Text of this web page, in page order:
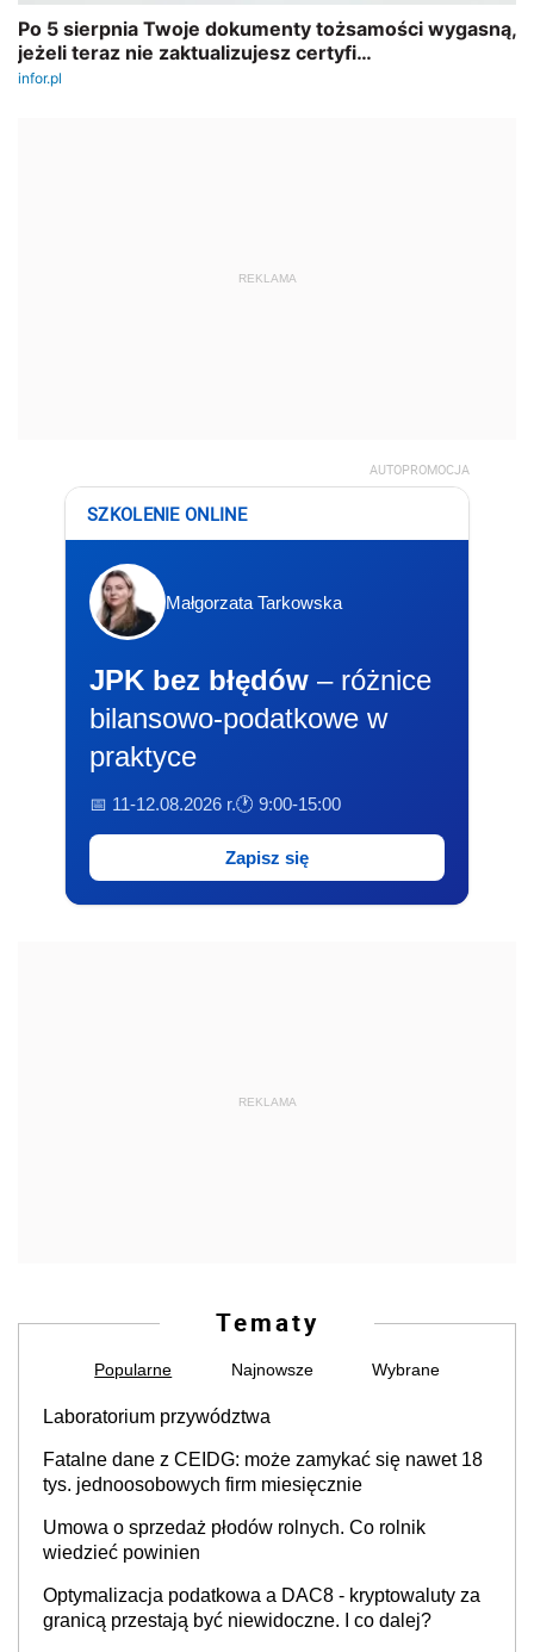
REKLAMA
AUTOPROMOCJA
SZKOLENIE ONLINE
Małgorzata Tarkowska
JPK bez błędów – różnice
bilansowo-podatkowe w
praktyce
📅 11-12.08.2026 r.🕐 9:00-15:00
Zapisz się
REKLAMA
Tematy
Popularne Najnowsze Wybrane
Laboratorium przywództwa
Fatalne dane z CEIDG: może zamykać się nawet 18
tys. jednoosobowych firm miesięcznie
Umowa o sprzedaż płodów rolnych. Co rolnik
wiedzieć powinien
Optymalizacja podatkowa a DAC8 - kryptowaluty za
granicą przestają być niewidoczne. I co dalej?